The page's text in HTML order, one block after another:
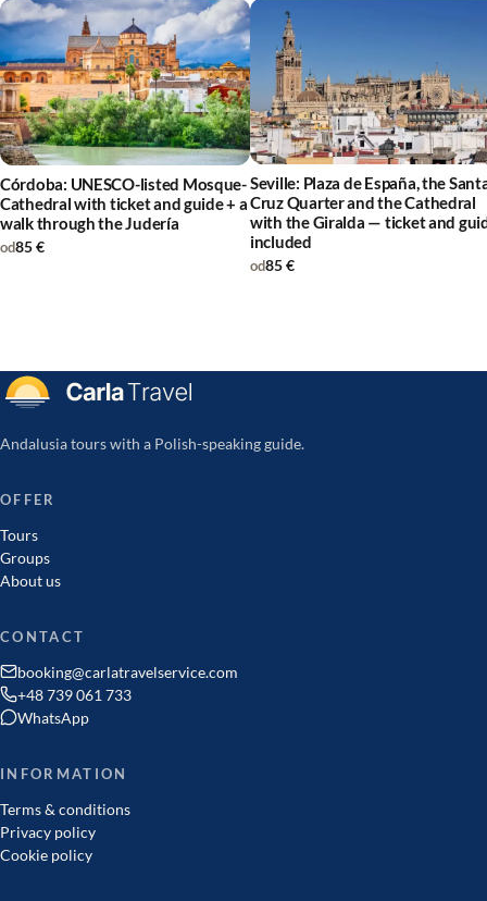
Córdoba: UNESCO-listed Mosque-
Cathedral with ticket and guide + a
walk through the Judería
od85 €
Seville: Plaza de España, the
Cruz Quarter and the Cathedral
with the Giralda — ticket and
included
od85 €
Andalusia tours with a Polish-speaking guide.
OFFER
Tours
Groups
About us
CONTACT
booking@carlatravelservice.com
+48 739 061 733
WhatsApp
INFORMATION
Terms & conditions
Privacy policy
Cookie policy